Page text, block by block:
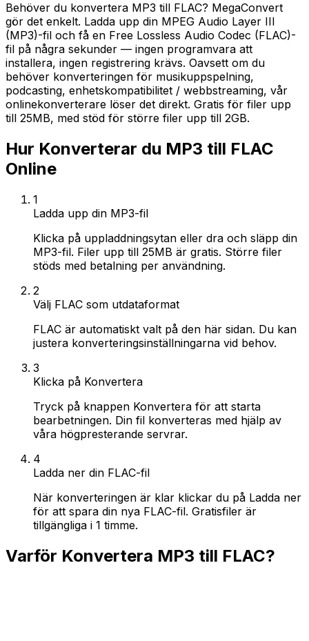
Behöver du konvertera MP3 till FLAC? MegaConvert
gör det enkelt. Ladda upp din MPEG Audio Layer III
(MP3)-fil och få en Free Lossless Audio Codec (FLAC)-
fil på några sekunder — ingen programvara att
installera, ingen registrering krävs. Oavsett om du
behöver konverteringen för musikuppspelning,
podcasting, enhetskompatibilitet / webbstreaming, vår
onlinekonverterare löser det direkt. Gratis för filer upp
till 25MB, med stöd för större filer upp till 2GB.
Hur Konverterar du MP3 till FLAC
Online
1
Ladda upp din MP3-fil
Klicka på uppladdningsytan eller dra och släpp din
MP3-fil. Filer upp till 25MB är gratis. Större filer
stöds med betalning per användning.
2
Välj FLAC som utdataformat
FLAC är automatiskt valt på den här sidan. Du kan
justera konverteringsinställningarna vid behov.
3
Klicka på Konvertera
Tryck på knappen Konvertera för att starta
bearbetningen. Din fil konverteras med hjälp av
våra högpresterande servrar.
4
Ladda ner din FLAC-fil
När konverteringen är klar klickar du på Ladda ner
för att spara din nya FLAC-fil. Gratisfiler är
tillgängliga i 1 timme.
Varför Konvertera MP3 till FLAC?